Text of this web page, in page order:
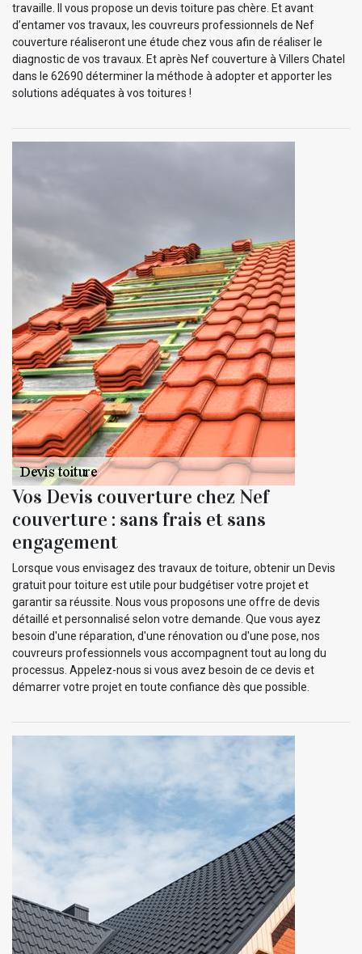
travaille. Il vous propose un devis toiture pas chère. Et avant
d’entamer vos travaux, les couvreurs professionnels de Nef
couverture réaliseront une étude chez vous afin de réaliser le
diagnostic de vos travaux. Et après Nef couverture à Villers Chatel
dans le 62690 déterminer la méthode à adopter et apporter les
solutions adéquates à vos toitures !
Vos Devis couverture chez Nef
couverture : sans frais et sans
engagement
Lorsque vous envisagez des travaux de toiture, obtenir un Devis
gratuit pour toiture est utile pour budgétiser votre projet et
garantir sa réussite. Nous vous proposons une offre de devis
détaillé et personnalisé selon votre demande. Que vous ayez
besoin d'une réparation, d'une rénovation ou d'une pose, nos
couvreurs professionnels vous accompagnent tout au long du
processus. Appelez-nous si vous avez besoin de ce devis et
démarrer votre projet en toute confiance dès que possible.